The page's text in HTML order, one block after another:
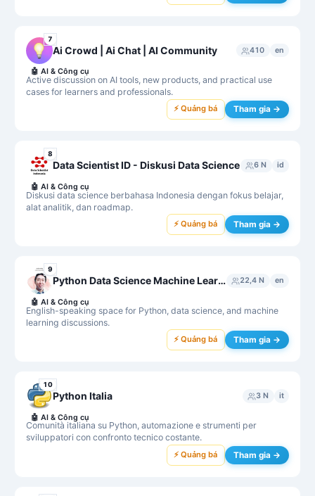
7
Ai Crowd | Ai Chat | AI Community 410 en
Active discussion on AI tools, new products, and practical use
cases for learners and professionals.
🤖 AI & Công cụ
⚡ Quảng bá Tham gia →
8
Data Scientist ID - Diskusi Data Science 6 N id
Diskusi data science berbahasa Indonesia dengan fokus belajar,
alat analitik, dan roadmap.
🤖 AI & Công cụ
⚡ Quảng bá Tham gia →
9
Python Data Science Machine Learning 22,4 N en
English-speaking space for Python, data science, and machine
learning discussions.
🤖 AI & Công cụ
⚡ Quảng bá Tham gia →
10
Python Italia 3 N it
Comunità italiana su Python, automazione e strumenti per
sviluppatori con confronto tecnico costante.
🤖 AI & Công cụ
⚡ Quảng bá Tham gia →